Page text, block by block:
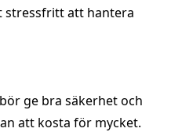
att hantera
ge bra säkerhet och
att kosta för mycket.